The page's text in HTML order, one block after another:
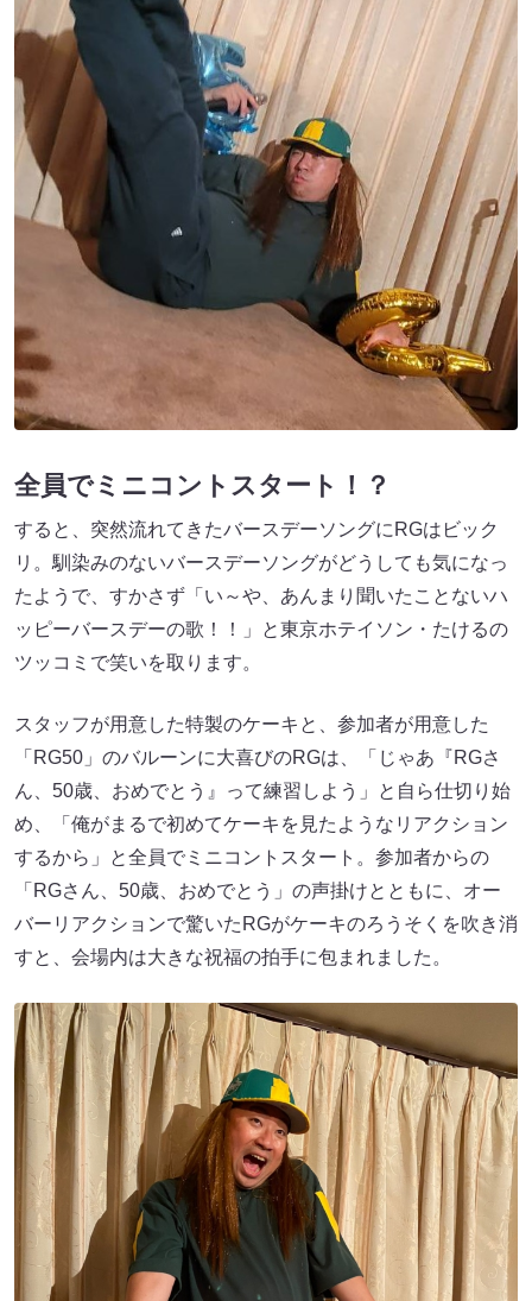
全員でミニコントスタート！？
すると、突然流れてきたバースデーソングにRGはビック
リ。馴染みのないバースデーソングがどうしても気になっ
たようで、すかさず「い～や、あんまり聞いたことないハ
ッピーバースデーの歌！！」と東京ホテイソン・たけるの
ツッコミで笑いを取ります。
スタッフが用意した特製のケーキと、参加者が用意した
「RG50」のバルーンに大喜びのRGは、「じゃあ『RGさ
ん、50歳、おめでとう』って練習しよう」と自ら仕切り始
め、「俺がまるで初めてケーキを見たようなリアクション
するから」と全員でミニコントスタート。参加者からの
「RGさん、50歳、おめでとう」の声掛けとともに、オー
バーリアクションで驚いたRGがケーキのろうそくを吹き消
すと、会場内は大きな祝福の拍手に包まれました。